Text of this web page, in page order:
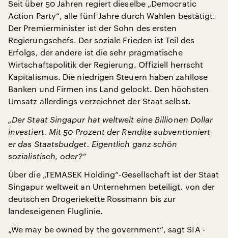
Seit über 50 Jahren regiert dieselbe „Democratic
Action Party“, alle fünf Jahre durch Wahlen bestätigt.
Der Premierminister ist der Sohn des ersten
Regierungschefs. Der soziale Frieden ist Teil des
Erfolgs, der andere ist die sehr pragmatische
Wirtschaftspolitik der Regierung. Offiziell herrscht
Kapitalismus. Die niedrigen Steuern haben zahllose
Banken und Firmen ins Land gelockt. Den höchsten
Umsatz allerdings verzeichnet der Staat selbst.
„Der Staat Singapur hat weltweit eine Billionen Dollar
investiert. Mit 50 Prozent der Rendite subventioniert
er das Staatsbudget. Eigentlich ganz schön
sozialistisch, oder?“
Über die „TEMASEK Holding“-Gesellschaft ist der Staat
Singapur weltweit an Unternehmen beteiligt, von der
deutschen Drogeriekette Rossmann bis zur
landeseigenen Fluglinie.
„We may be owned by the government“, sagt SIA -